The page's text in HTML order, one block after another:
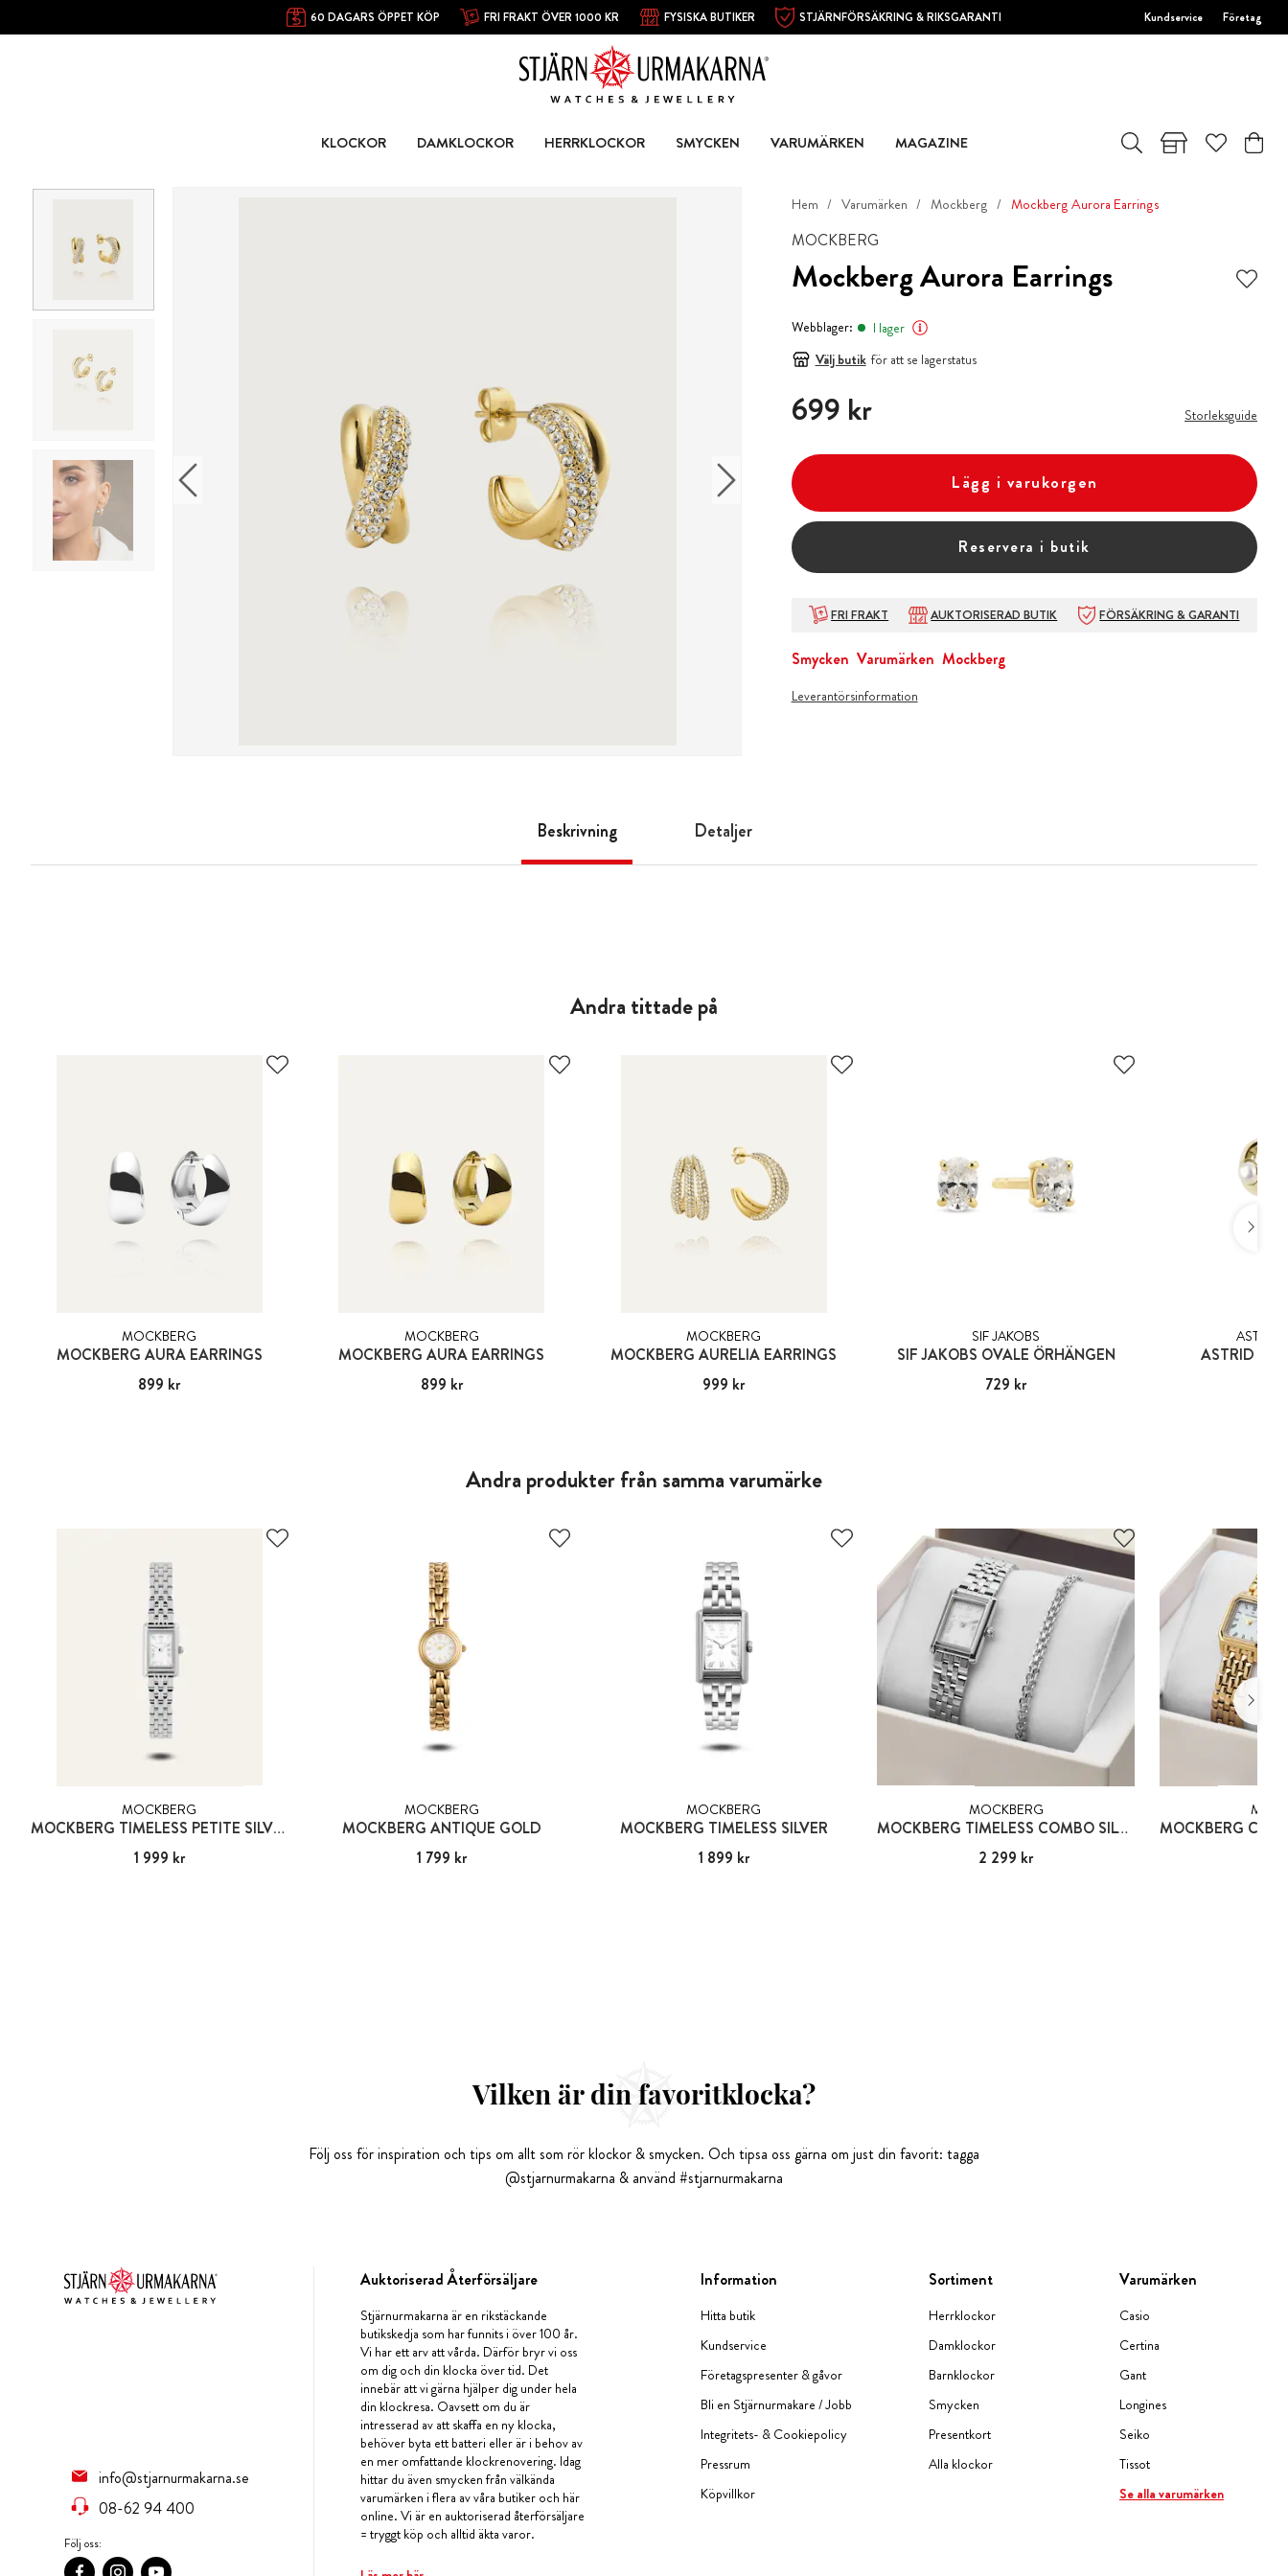
60 DAGARS ÖPPET KÖP FRI FRAKT ÖVER 1000 KR FYSISKA BUTIKER STJÄRNFÖRSÄKRING & RIKSGARANTI Kundservice Företag
KLOCKOR DAMKLOCKOR HERRKLOCKOR SMYCKEN VARUMÄRKEN MAGAZINE
Hem Varumärken Mockberg Mockberg Aurora Earrings
MOCKBERG
Mockberg Aurora Earrings
Webblager:
I lager
Välj butik för att se lagerstatus
Pris:699 kr
699 kr Storleksguide
Lägg i varukorgen
Reservera i butik
FRI FRAKT AUKTORISERAD BUTIK FÖRSÄKRING & GARANTI
Smycken Varumärken Mockberg
Leverantörsinformation
Beskrivning Detaljer
Andra tittade på
MOCKBERG
MOCKBERG AURA EARRINGS
Pris:899 kr
899 kr
MOCKBERG
MOCKBERG AURA EARRINGS
Pris:899 kr
899 kr
MOCKBERG
MOCKBERG AURELIA EARRINGS
Pris:999 kr
999 kr
SIF JAKOBS
SIF JAKOBS OVALE ÖRHÄNGEN
Pris:729 kr
729 kr
ASTRID
ASTRID &
Andra produkter från samma varumärke
MOCKBERG
MOCKBERG TIMELESS PETITE SILVER
Pris :1 999 kr
1 999 kr
MOCKBERG
MOCKBERG ANTIQUE GOLD
Pris :1 799 kr
1 799 kr
MOCKBERG
MOCKBERG TIMELESS SILVER
Pris :1 899 kr
1 899 kr
MOCKBERG
MOCKBERG TIMELESS COMBO SILVER
Pris :2 299 kr
2 299 kr
MOCKBERG
Vilken är din favoritklocka?
Följ oss för inspiration och tips om allt som rör klockor & smycken. Och tipsa oss gärna om just din favorit: tagga
@stjarnurmakarna & använd #stjarnurmakarna
info@stjarnurmakarna.se
08-62 94 400
Följ oss:
Auktoriserad Återförsäljare
Stjärnurmakarna är en rikstäckande
butikskedja som har funnits i över 100 år.
Vi har ett arv att vårda. Därför bryr vi oss
om dig och din klocka över tid. Det
innebär att vi gärna hjälper dig under hela
din klockresa. Oavsett om du är
intresserad av att skaffa en ny klocka,
behöver byta ett batteri eller är i behov av
en mer omfattande klockrenovering. Idag
hittar du även smycken från välkända
varumärken i flera av våra butiker och här
online. Vi är en auktoriserad återförsäljare
= tryggt köp och alltid äkta varor.
Information
Hitta butik
Kundservice
Företagspresenter & gåvor
Bli en Stjärnurmakare / Jobb
Integritets- & Cookiepolicy
Pressrum
Köpvillkor
Sortiment
Herrklockor
Damklockor
Barnklockor
Smycken
Presentkort
Alla klockor
Varumärken
Casio
Certina
Gant
Longines
Seiko
Tissot
Se alla varumärken